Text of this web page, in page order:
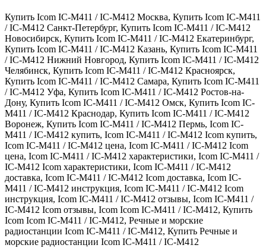
Купить Icom IC-M411 / IC-M412 Москва, Купить Icom IC-M411
/ IC-M412 Санкт-Петербург, Купить Icom IC-M411 / IC-M412
Новосибирск, Купить Icom IC-M411 / IC-M412 Екатеринбург,
Купить Icom IC-M411 / IC-M412 Казань, Купить Icom IC-M411
/ IC-M412 Нижний Новгород, Купить Icom IC-M411 / IC-M412
Челябинск, Купить Icom IC-M411 / IC-M412 Красноярск,
Купить Icom IC-M411 / IC-M412 Самара, Купить Icom IC-M411
/ IC-M412 Уфа, Купить Icom IC-M411 / IC-M412 Ростов-на-
Дону, Купить Icom IC-M411 / IC-M412 Омск, Купить Icom IC-
M411 / IC-M412 Краснодар, Купить Icom IC-M411 / IC-M412
Воронеж, Купить Icom IC-M411 / IC-M412 Пермь, Icom IC-
M411 / IC-M412 купить, Icom IC-M411 / IC-M412 Icom купить,
Icom IC-M411 / IC-M412 цена, Icom IC-M411 / IC-M412 Icom
цена, Icom IC-M411 / IC-M412 характеристики, Icom IC-M411 /
IC-M412 Icom характеристики, Icom IC-M411 / IC-M412
доставка, Icom IC-M411 / IC-M412 Icom доставка, Icom IC-
M411 / IC-M412 инструкция, Icom IC-M411 / IC-M412 Icom
инструкция, Icom IC-M411 / IC-M412 отзывы, Icom IC-M411 /
IC-M412 Icom отзывы, Icom Icom IC-M411 / IC-M412, Купить
Icom Icom IC-M411 / IC-M412, Речные и морские
радиостанции Icom IC-M411 / IC-M412, Купить Речные и
морские радиостанции Icom IC-M411 / IC-M412